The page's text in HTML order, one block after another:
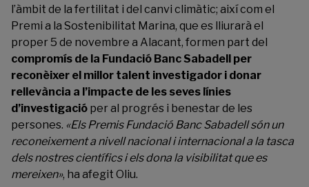
l’àmbit de la fertilitat i del canvi climàtic; així com el
Premi a la Sostenibilitat Marina, que es lliurarà el
proper 5 de novembre a Alacant, formen part del
compromís de la Fundació Banc Sabadell per
reconèixer el millor talent investigador i donar
rellevància a l’impacte de les seves línies
d’investigació per al progrés i benestar de les
persones. «Els Premis Fundació Banc Sabadell són un
reconeixement a nivell nacional i internacional a la tasca
dels nostres científics i els dona la visibilitat que es
mereixen», ha afegit Oliu.